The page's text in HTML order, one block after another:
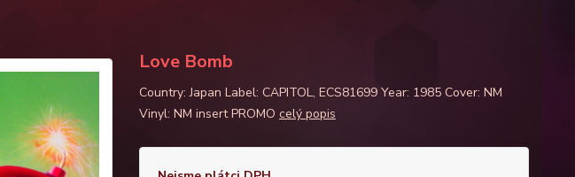
Love Bomb
Country: Japan Label: CAPITOL, ECS81699 Year: 1985 Cover: NM
Vinyl: NM insert PROMO celý popis